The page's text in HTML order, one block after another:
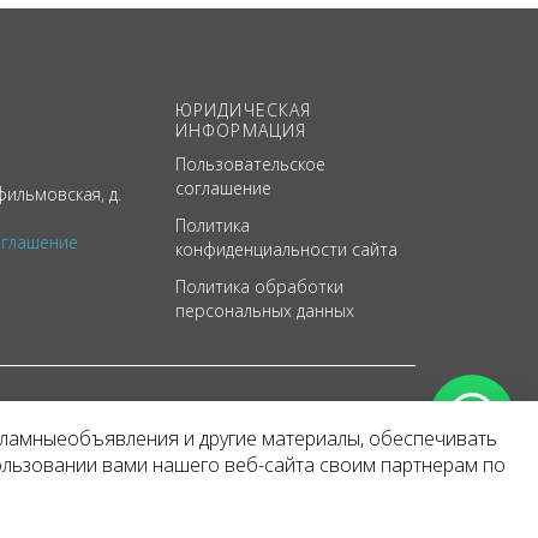
д.
ЮРИДИЧЕСКАЯ
ИНФОРМАЦИЯ
Пользовательское
соглашение
Политика
конфиденциальности сайта
Политика обработки
персональных данных
и другие материалы, обеспечивать
вами нашего веб-сайта своим партнерам по